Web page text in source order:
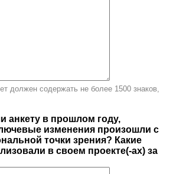
должен содержать не более 1500 знаков,
анкету в прошлом году,
изменения произошли с
точки зрения? Какие
в своем проекте(-ах) за